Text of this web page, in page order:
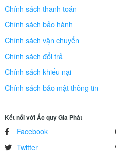
Chính sách thanh toán
Chính sách bảo hành
Chính sách vận chuyển
Chính sách đổi trả
Chính sách khiếu nại
Chính sách bảo mật thông tin
Kết nối với Ắc quy Gia Phát
Facebook
Twitter